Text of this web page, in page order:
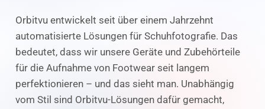
Orbitvu entwickelt seit über einem Jahrzehnt
automatisierte Lösungen für Schuhfotografie. Das
bedeutet, dass wir unsere Geräte und Zubehörteile
für die Aufnahme von Footwear seit langem
perfektionieren – und das sieht man. Unabhängig
vom Stil sind Orbitvu-Lösungen dafür gemacht,